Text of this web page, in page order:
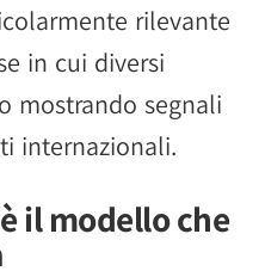
rilevante
in cui diversi
mostrando segnali
internazionali.
il modello che